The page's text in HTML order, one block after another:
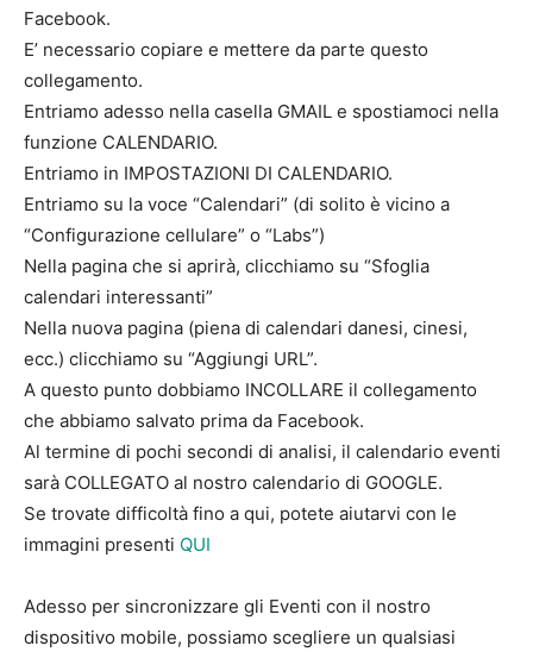
Facebook.
E’ necessario copiare e mettere da parte questo
collegamento.
Entriamo adesso nella casella GMAIL e spostiamoci nella
funzione CALENDARIO.
Entriamo in IMPOSTAZIONI DI CALENDARIO.
Entriamo su la voce “Calendari” (di solito è vicino a
“Configurazione cellulare” o “Labs”)
Nella pagina che si aprirà, clicchiamo su “Sfoglia
calendari interessanti”
Nella nuova pagina (piena di calendari danesi, cinesi,
ecc.) clicchiamo su “Aggiungi URL”.
A questo punto dobbiamo INCOLLARE il collegamento
che abbiamo salvato prima da Facebook.
Al termine di pochi secondi di analisi, il calendario eventi
sarà COLLEGATO al nostro calendario di GOOGLE.
Se trovate difficoltà fino a qui, potete aiutarvi con le
immagini presenti QUI
Adesso per sincronizzare gli Eventi con il nostro
dispositivo mobile, possiamo scegliere un qualsiasi